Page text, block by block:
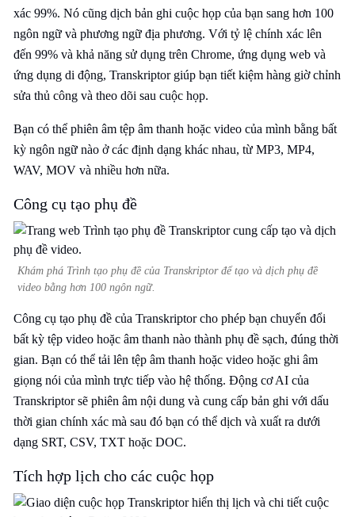
xác 99%. Nó cũng dịch bản ghi cuộc họp của bạn sang hơn 100
ngôn ngữ và phương ngữ địa phương. Với tỷ lệ chính xác lên
đến 99% và khả năng sử dụng trên Chrome, ứng dụng web và
ứng dụng di động, Transkriptor giúp bạn tiết kiệm hàng giờ chỉnh
sửa thủ công và theo dõi sau cuộc họp.
Bạn có thể phiên âm tệp âm thanh hoặc video của mình bằng bất
kỳ ngôn ngữ nào ở các định dạng khác nhau, từ MP3, MP4,
WAV, MOV và nhiều hơn nữa.
Công cụ tạo phụ đề
Khám phá Trình tạo phụ đề của Transkriptor để tạo và dịch phụ đề
video bằng hơn 100 ngôn ngữ.
Công cụ tạo phụ đề của Transkriptor cho phép bạn chuyển đổi
bất kỳ tệp video hoặc âm thanh nào thành phụ đề sạch, đúng thời
gian. Bạn có thể tải lên tệp âm thanh hoặc video hoặc ghi âm
giọng nói của mình trực tiếp vào hệ thống. Động cơ AI của
Transkriptor sẽ phiên âm nội dung và cung cấp bản ghi với dấu
thời gian chính xác mà sau đó bạn có thể dịch và xuất ra dưới
dạng SRT, CSV, TXT hoặc DOC.
Tích hợp lịch cho các cuộc họp